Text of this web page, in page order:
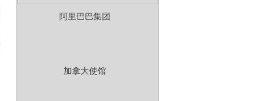
阿里巴巴集团
加拿大使馆